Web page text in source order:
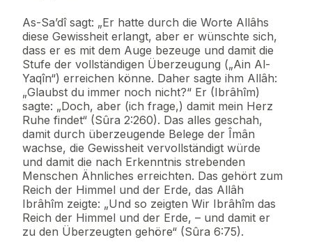
As-Sa’dî sagt: „Er hatte durch die Worte Allâhs
diese Gewissheit erlangt, aber er wünschte sich,
dass er es mit dem Auge bezeuge und damit die
Stufe der vollständigen Überzeugung („Ain Al-
Yaqîn“) erreichen könne. Daher sagte ihm Allâh:
„Glaubst du immer noch nicht?“ Er (Ibrâhîm)
sagte: „Doch, aber (ich frage,) damit mein Herz
Ruhe findet“ (Sûra 2:260). Das alles geschah,
damit durch überzeugende Belege der Îmân
wachse, die Gewissheit vervollständigt würde
und damit die nach Erkenntnis strebenden
Menschen Ähnliches erreichten. Das gehört zum
Reich der Himmel und der Erde, das Allâh
Ibrâhîm zeigte: „Und so zeigten Wir Ibrâhîm das
Reich der Himmel und der Erde, – und damit er
zu den Überzeugten gehöre“ (Sûra 6:75).